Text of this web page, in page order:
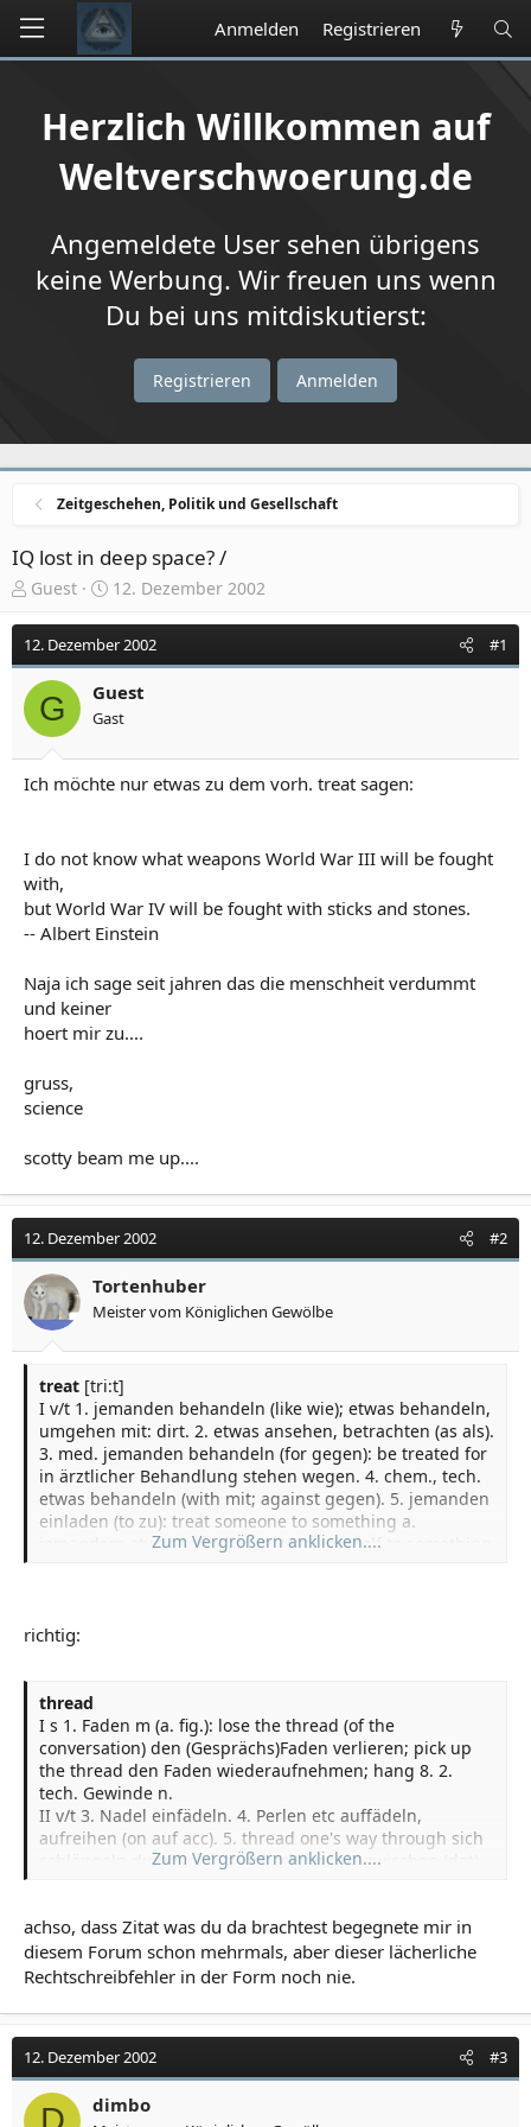
Anmelden Registrieren
Herzlich Willkommen auf
Weltverschwoerung.de
Angemeldete User sehen übrigens
keine Werbung. Wir freuen uns wenn
Du bei uns mitdiskutierst:
Registrieren Anmelden
Zeitgeschehen, Politik und Gesellschaft
IQ lost in deep space? /
E
s
t
l
r
Guest
E
s
t
l
l
a
m
12. Dezember 2002
12. Dezember 2002 #1
G Guest
Gast
Ich möchte nur etwas zu dem vorh. treat sagen:
I do not know what weapons World War III will be fought
with,
but World War IV will be fought with sticks and stones.
-- Albert Einstein
Naja ich sage seit jahren das die menschheit verdummt
und keiner
hoert mir zu....
gruss,
science
scotty beam me up....
12. Dezember 2002 #2
Tortenhuber
Meister vom Königlichen Gewölbe
treat [tri:t]
I v/t 1. jemanden behandeln (like wie); etwas behandeln,
umgehen mit: dirt. 2. etwas ansehen, betrachten (as als).
3. med. jemanden behandeln (for gegen): be treated for
in ärztlicher Behandlung stehen wegen. 4. chem., tech.
etwas behandeln (with mit; against gegen). 5. jemanden
einladen (to zu): treat someone to something a.
jemandem etwas spendieren; treat oneself to something
Zum Vergrößern anklicken....
richtig:
thread
I s 1. Faden m (a. fig.): lose the thread (of the
conversation) den (Gesprächs)Faden verlieren; pick up
the thread den Faden wiederaufnehmen; hang 8. 2.
tech. Gewinde n.
II v/t 3. Nadel einfädeln. 4. Perlen etc auffädeln,
aufreihen (on auf acc). 5. thread one's way through sich
schlängeln durch, sich durchschlängeln zwischen (dat).
Zum Vergrößern anklicken....
achso, dass Zitat was du da brachtest begegnete mir in
diesem Forum schon mehrmals, aber dieser lächerliche
Rechtschreibfehler in der Form noch nie.
12. Dezember 2002 #3
dimbo